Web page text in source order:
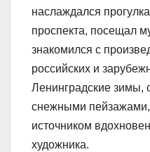
наслаждался
проспекта, посещал
знакомился с
российских и
Ленинградские зимы,
снежными
источником
художника.